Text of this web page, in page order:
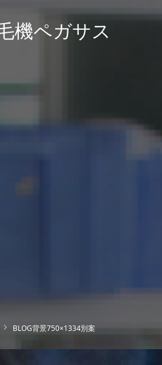
機ペガサス
BLOG背景750×1334別案